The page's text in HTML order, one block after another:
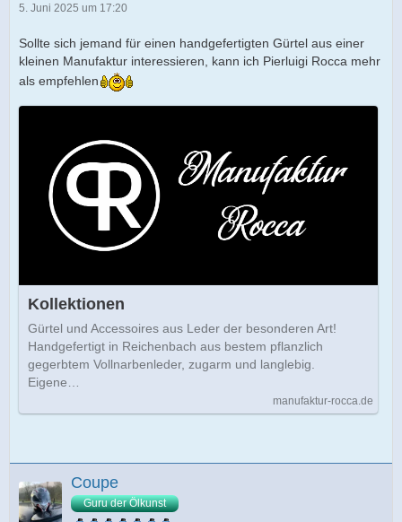
5. Juni 2025 um 17:20
Sollte sich jemand für einen handgefertigten Gürtel aus einer
kleinen Manufaktur interessieren, kann ich Pierluigi Rocca mehr
als empfehlen
Kollektionen
Gürtel und Accessoires aus Leder der besonderen Art!
Handgefertigt in Reichenbach aus bestem pflanzlich
gegerbtem Vollnarbenleder, zugarm und langlebig.
Eigene…
manufaktur-rocca.de
Coupe
Guru der Ölkunst